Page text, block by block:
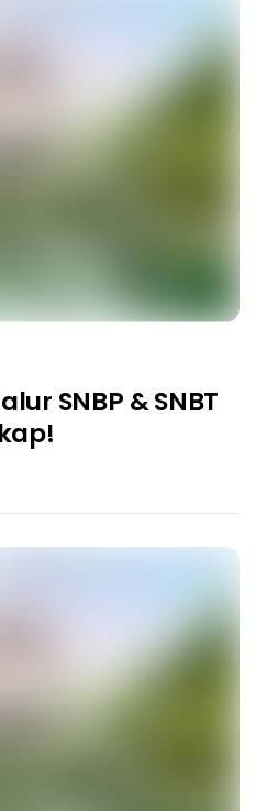
SNBP & SNBT